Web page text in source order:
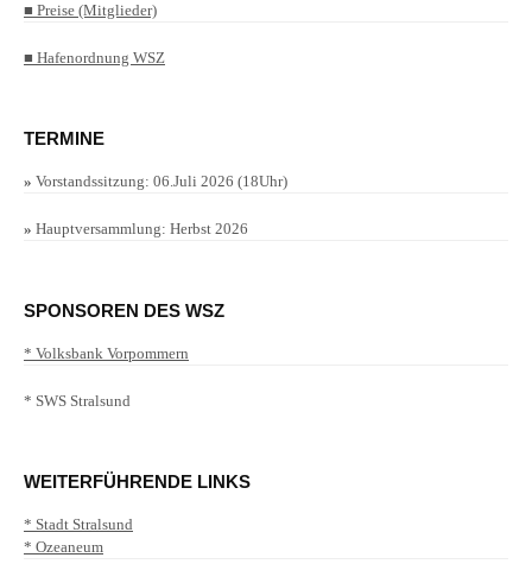
■ Preise (Mitglieder)
■ Hafenordnung WSZ
TERMINE
» Vorstandssitzung: 06.Juli 2026 (18Uhr)
» Hauptversammlung: Herbst 2026
SPONSOREN DES WSZ
* Volksbank Vorpommern
* SWS Stralsund
WEITERFÜHRENDE LINKS
* Stadt Stralsund
* Ozeaneum